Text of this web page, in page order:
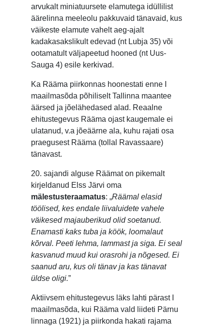
arvukalt miniatuursete elamutega idüllilist
äärelinna meeleolu pakkuvaid tänavaid, kus
väikeste elamute vahelt aeg-ajalt
kadakasakslikult edevad (nt Lubja 35) või
ootamatult väljapeetud hooned (nt Uus-
Sauga 4) esile kerkivad.
Ka Rääma piirkonnas hoonestati enne I
maailmasõda põhiliselt Tallinna maantee
äärsed ja jõelähedased alad. Reaalne
ehitustegevus Rääma ojast kaugemale ei
ulatanud, v.a jõeäärne ala, kuhu rajati osa
praegusest Rääma (tollal Ravassaare)
tänavast.
20. sajandi alguse Räämat on pikemalt
kirjeldanud Elss Järvi oma
mälestusteraamatus: „Räämal elasid
töölised, kes endale liivaluidete vahele
väikesed majauberikud olid soetanud.
Enamasti kaks tuba ja köök, loomalaut
kõrval. Peeti lehma, lammast ja siga. Ei seal
kasvanud muud kui orasrohi ja nõgesed. Ei
saanud aru, kus oli tänav ja kas tänavat
üldse oligi.”
Aktiivsem ehitustegevus läks lahti pärast I
maailmasõda, kui Rääma vald liideti Pärnu
linnaga (1921) ja piirkonda hakati rajama